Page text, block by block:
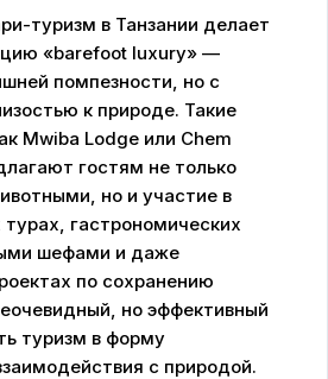
туризм в Танзании делает
«barefoot luxury» —
помпезности, но с
к природе. Такие
Mwiba Lodge или Chem
гостям не только
но и участие в
гастрономических
шефами и даже
по сохранению
но эффективный
туризм в форму
с природой.